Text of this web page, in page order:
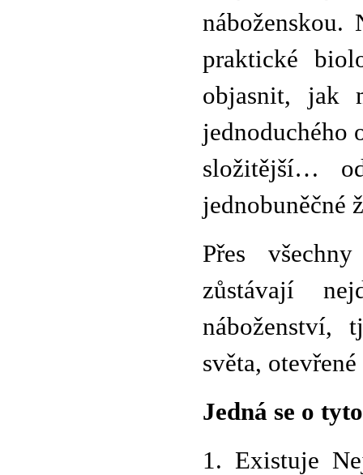
praktické
objasnit, jak
jednoduchého
složitější…
Přes
zůstávají
náboženství,
světa,
Jedná se o
1. Existuje